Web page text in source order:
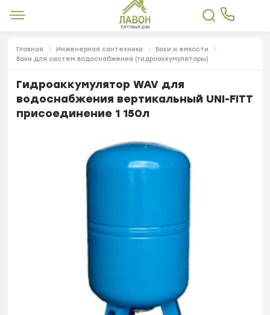
Главная Инженерная сантехника
Баки и емкости
Баки для систем водоснабжения (гидроаккумуляторы)
Гидроаккумулятор WAV для
водоснабжения вертикальный UNI-FITT
присоединение 1 150л